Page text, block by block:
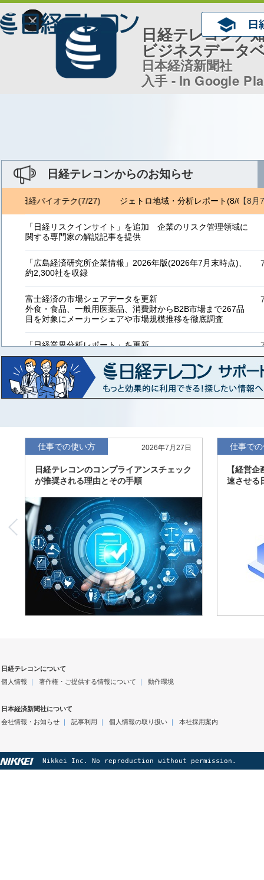
×
日経テレコン／
ビジネスデータ
日本経済新聞社
入手 - In Google
日経テレコンからのお知らせ
【8月
6) 日経バイオテク(7/27) ジェトロ地域・分析レポート(8/6) 日
「日経リスクインサイト」を追加 企業のリスク管理領域に
関する専門家の解説記事を提供
「広島経済研究所企業情報」2026年版(2026年7月末時点)、
約2,300社を収録
富士経済の市場シェアデータを更新
外食・食品、一般用医薬品、消費財からB2B市場まで267品
目を対象にメーカーシェアや市場規模推移を徹底調査
「日経業界分析レポート」を更新
「工業用プラスチック製品」「システムインテグレーター」
など20業界の内容を刷新
「東洋経済海外進出企業情報」の2026年版、約3万6千社を
収録
「東洋経済外資系企業情報」の2026年版、約3,100社を収録
「日経POS情報マーケットレポート」の最新版、10～3月実
績の市場動向を速報
度の予想を実施
仕事での使い方 2026年7月27日
日経テレコンのコンプライアンスチェック
が推奨される理由とその手順
仕事で
【経営
速させる
日経テレコンについて
個人情報 ｜ 著作権・ご提供する情報について ｜ 動作環境
日本経済新聞社について
会社情報・お知らせ｜ 記事利用 ｜ 個人情報の取り扱い｜ 本社採用案内
Nikkei Inc. No reproduction without permission.